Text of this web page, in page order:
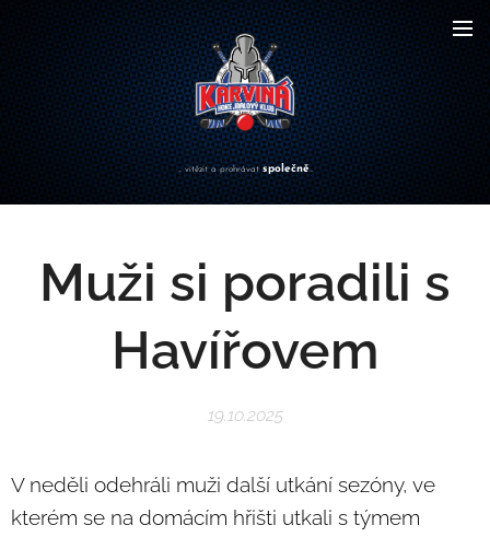
... vítězit a prohrávatspolečně...
Muži si poradili s
Havířovem
19.10.2025
V neděli odehráli muži další utkání sezóny, ve
kterém se na domácím hřišti utkali s týmem